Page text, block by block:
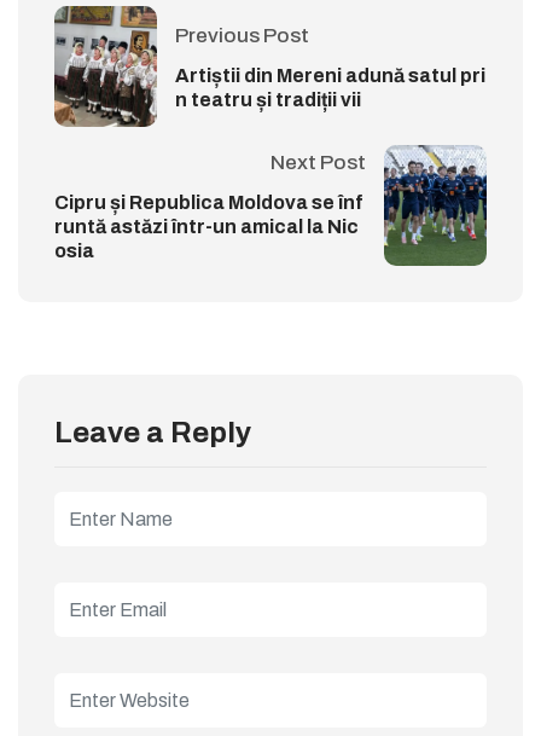
Previous Post
Artiștii din Mereni adună satul pri
n teatru și tradiții vii
Next Post
Cipru și Republica Moldova se înf
runtă astăzi într-un amical la Nic
osia
Leave a Reply